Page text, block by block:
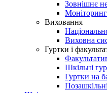
Зовнішнє
Виховання
Виховна
Гуртки і
Шкільні
Гуртки на